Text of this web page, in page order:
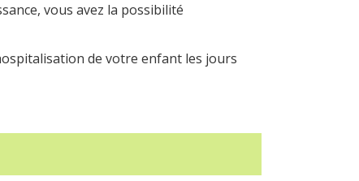
vous avez la possibilité
de votre enfant les jours